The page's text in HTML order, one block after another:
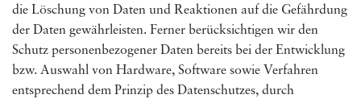
die Löschung von Daten und Reaktionen auf die Gefährdung
der Daten gewährleisten. Ferner berücksichtigen wir den
Schutz personenbezogener Daten bereits bei der Entwicklung
bzw. Auswahl von Hardware, Software sowie Verfahren
entsprechend dem Prinzip des Datenschutzes, durch